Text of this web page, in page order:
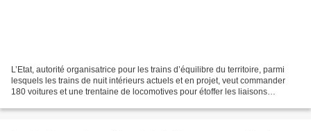
L’Etat, autorité organisatrice pour les trains d’équilibre du territoire, parmi
lesquels les trains de nuit intérieurs actuels et en projet, veut commander
180 voitures et une trentaine de locomotives pour étoffer les liaisons